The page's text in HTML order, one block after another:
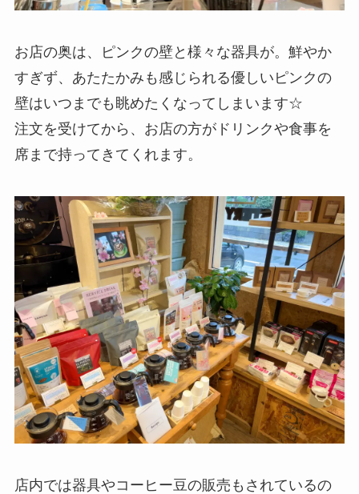
お店の奥は、ピンクの壁と様々な器具が。鮮やか
すぎず、あたたかみも感じられる優しいピンクの
壁はいつまでも眺めたくなってしまいます☆
注文を受けてから、お店の方がドリンクや食事を
席まで持ってきてくれます。
店内では器具やコーヒー豆の販売もされているの